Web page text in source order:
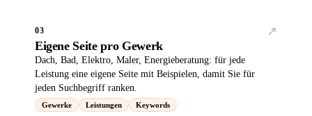
03
↗︎
Eigene Seite pro Gewerk
Dach, Bad, Elektro, Maler, Energieberatung: für jede
Leistung eine eigene Seite mit Beispielen, damit Sie für
jeden Suchbegriff ranken.
Gewerke Leistungen Keywords